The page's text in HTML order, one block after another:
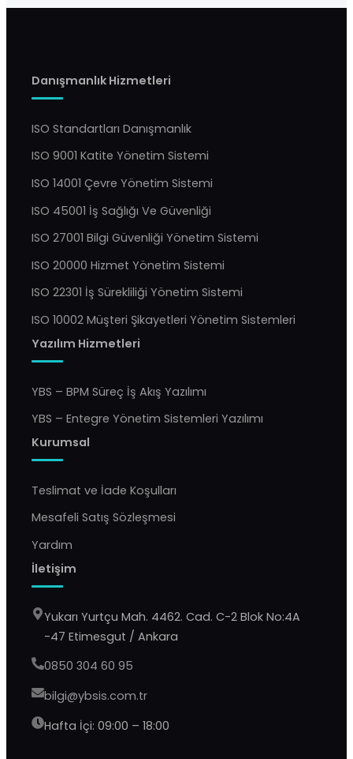
Danışmanlık Hizmetleri
ISO Standartları Danışmanlık
ISO 9001 Katite Yönetim Sistemi
ISO 14001 Çevre Yönetim Sistemi
ISO 45001 İş Sağlığı Ve Güvenliği
ISO 27001 Bilgi Güvenliği Yönetim Sistemi
ISO 20000 Hizmet Yönetim Sistemi
ISO 22301 İş Sürekliliği Yönetim Sistemi
ISO 10002 Müşteri Şikayetleri Yönetim Sistemleri
Yazılım Hizmetleri
YBS – BPM Süreç İş Akış Yazılımı
YBS – Entegre Yönetim Sistemleri Yazılımı
Kurumsal
Teslimat ve İade Koşulları
Mesafeli Satış Sözleşmesi
Yardım
İletişim
Yukarı Yurtçu Mah. 4462. Cad. C-2 Blok No:4A
-47 Etimesgut / Ankara
0850 304 60 95
bilgi@ybsis.com.tr
Hafta İçi: 09:00 – 18:00